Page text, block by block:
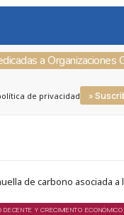
a Organizaciones
de privacidad »
de carbono asociada a
Y CRECIMIENTO ECONÓMICO